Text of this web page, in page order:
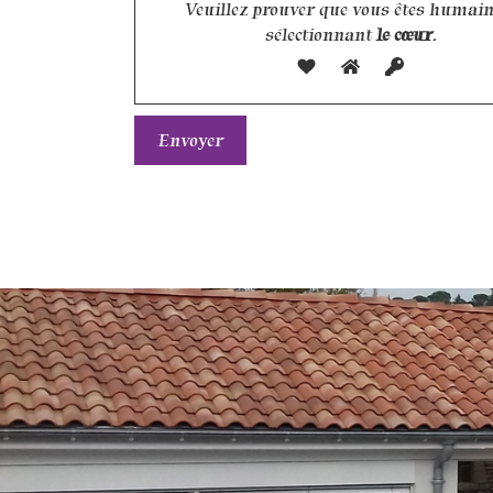
Veuillez prouver que vous êtes
sélectionnantle cœur.